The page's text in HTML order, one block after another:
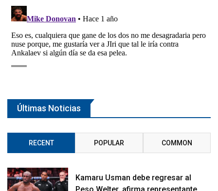
Últimas Noticias
RECENT POPULAR COMMON
Kamaru Usman debe regresar al